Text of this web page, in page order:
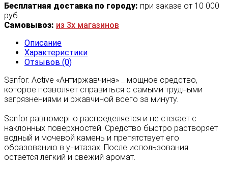
Бесплатная доставка по городу: при заказе от 10 000
руб.
Самовывоз: из 3х магазинов
Описание
Характеристики
Отзывов (0)
Sanfor: Active «Антиржавчина» _ мощное средство,
которое позволяет справиться с самыми трудными
загрязнениями и ржавчиной всего за минуту.
Sanfor равномерно распределяется и не стекает с
наклонных поверхностей. Средство быстро растворяет
водный и мочевой камень и препятствует его
образованию в унитазах. После использования
остаётся лёгкий и свежий аромат.